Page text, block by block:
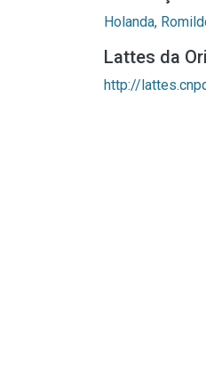
Holanda,
Lattes da
http://